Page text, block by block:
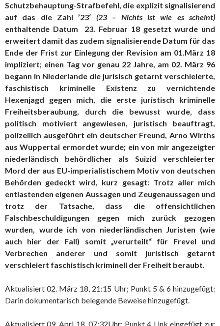
Schutzbehauptung-Strafbefehl, die explizit signalisierend
auf das die Zahl ’23‘ (23 – Nichts ist wie es scheint)
enthaltende Datum 23. Februar 18 gesetzt wurde und
erweitert damit das zudem signalisierende Datum für das
Ende der Frist zur Einlegung der Revision am 01.März 18
impliziert; einen Tag vor genau 22 Jahre, am 02. März 96
begann in Niederlande die jurisisch getarnt verschleierte,
faschistisch kriminelle Existenz zu vernichtende
Hexenjagd gegen mich, die erste juristisch kriminelle
Freiheitsberaubung, durch die bewusst wurde, dass
politisch motiviert angewiesen, juristisch beauftragt,
polizeilich ausgeführt ein deutscher Freund, Arno Wirths
aus Wuppertal ermordet wurde; ein von mir angezeigter
niederländisch behördlicher als Suizid verschleierter
Mord der aus EU-imperialistischem Motiv von deutschen
Behörden gedeckt wird, kurz gesagt: Trotz aller mich
entlastenden eigenen Aussagen und Zeugenaussagen und
trotz der Tatsache, dass die offensichtlichen
Falschbeschuldigungen gegen mich zurück gezogen
wurden, wurde ich von niederländischen Juristen (wie
auch hier der Fall) somit „verurteilt“ für Frevel und
Verbrechen anderer und somit juristisch getarnt
verschleiert faschistisch kriminell der Freiheit beraubt.
Aktualisiert 02. März 18, 21:15 Uhr; Punkt 5 & 6 hinzugefügt:
Darin dokumentarisch belegende Beweise hinzugefügt.
Aktualisiert 09. Apri 18, 07:32Uhr; Punkt 4 Link eingefügt zur